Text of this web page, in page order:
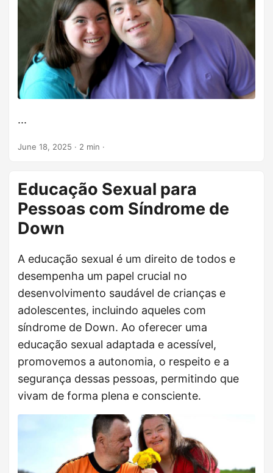
...
June 18, 2025 · 2 min ·
Educação Sexual para
Pessoas com Síndrome de
Down
A educação sexual é um direito de todos e
desempenha um papel crucial no
desenvolvimento saudável de crianças e
adolescentes, incluindo aqueles com
síndrome de Down. Ao oferecer uma
educação sexual adaptada e acessível,
promovemos a autonomia, o respeito e a
segurança dessas pessoas, permitindo que
vivam de forma plena e consciente.